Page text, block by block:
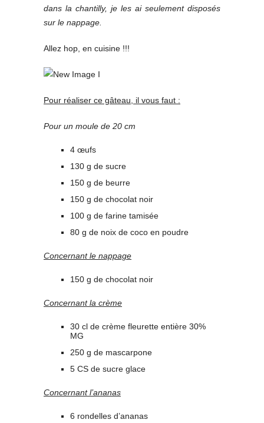
dans la chantilly, je les ai seulement disposés
sur le nappage.
Allez hop, en cuisine !!!
Pour réaliser ce gâteau, il vous faut :
Pour un moule de 20 cm
4 œufs
130 g de sucre
150 g de beurre
150 g de chocolat noir
100 g de farine tamisée
80 g de noix de coco en poudre
Concernant le nappage
150 g de chocolat noir
Concernant la crème
30 cl de crème fleurette entière 30%
MG
250 g de mascarpone
5 CS de sucre glace
Concernant l’ananas
6 rondelles d’ananas